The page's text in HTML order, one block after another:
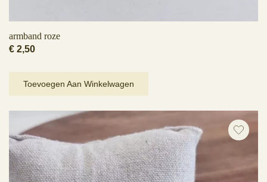
armband roze
€ 2,50
Toevoegen Aan Winkelwagen